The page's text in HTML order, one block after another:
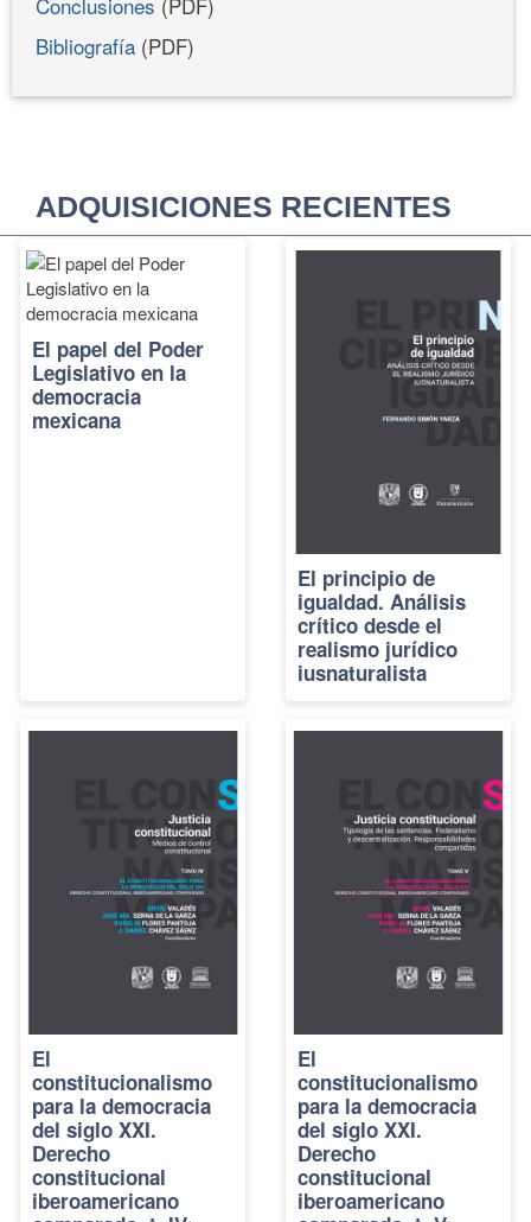
Bibliografía (PDF)
ADQUISICIONES RECIENTES
El papel del Poder
Legislativo en la
democracia
mexicana
El principio de
igualdad. Análisis
crítico desde el
realismo jurídico
iusnaturalista
El
constitucionalismo
para la democracia
del siglo XXI.
Derecho
constitucional
iberoamericano
El
constitucionalismo
para la democracia
del siglo XXI.
Derecho
constitucional
iberoamericano